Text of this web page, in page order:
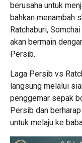
berusaha untuk
bahkan menambah
Ratchaburi,
akan bermain
Persib.
Laga Persib vs
langsung melalui
penggemar sepak
Persib dan
untuk melaju ke